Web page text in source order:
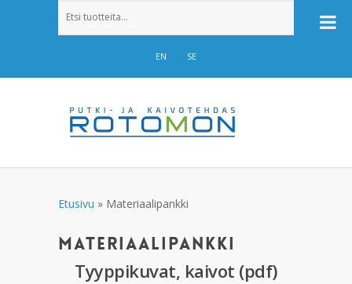
EN SE
Etusivu » Materiaalipankki
MATERIAALIPANKKI
Tyyppikuvat, kaivot (pdf)